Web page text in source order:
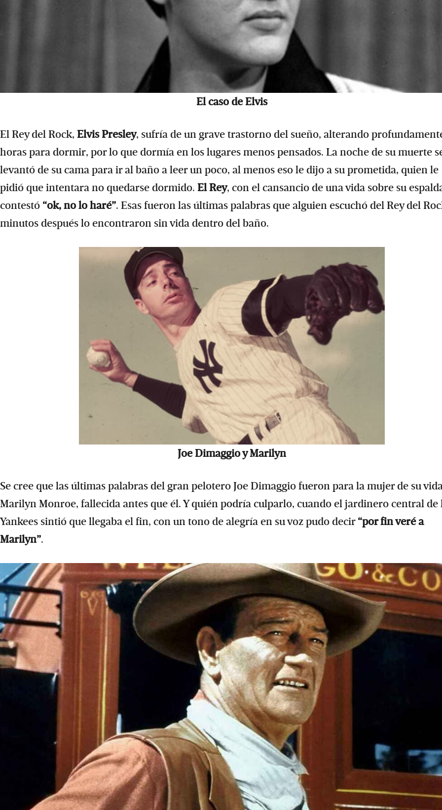
El caso de Elvis
El Rey del Rock, Elvis Presley, sufría de un grave trastorno del sueño, alterando
horas para dormir, por lo que dormía en los lugares menos pensados. La noche de su muerte
levantó de su cama para ir al baño a leer un poco, al menos eso le dijo a su prometida, quien le
pidió que intentara no quedarse dormido. El Rey, con el cansancio de una vida sobre su
contestó “ok, no lo haré”. Esas fueron las últimas palabras que alguien escuchó del Rey del
minutos después lo encontraron sin vida dentro del baño.
Joe Dimaggio y Marilyn
Se cree que las últimas palabras del gran pelotero Joe Dimaggio fueron para la mujer de su
Marilyn Monroe, fallecida antes que él. Y quién podría culparlo, cuando el jardinero central de
Yankees sintió que llegaba el fin, con un tono de alegría en su voz pudo decir“por fin veré a
Marilyn”.